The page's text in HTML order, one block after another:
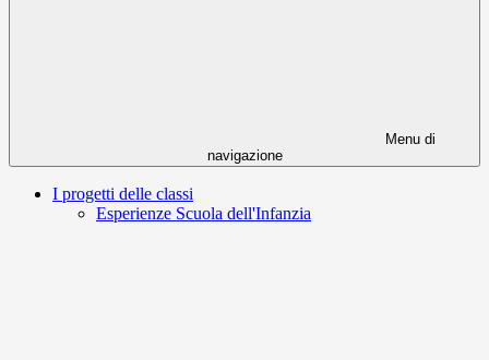
Menu di
navigazione
I progetti delle classi
Esperienze Scuola dell'Infanzia